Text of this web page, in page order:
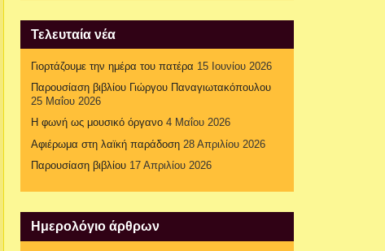
Τελευταία νέα
Γιορτάζουμε την ημέρα του πατέρα 15 Ιουνίου 2026
Παρουσίαση βιβλίου Γιώργου Παναγιωτακόπουλου
25 Μαΐου 2026
Η φωνή ως μουσικό όργανο 4 Μαΐου 2026
Αφιέρωμα στη λαϊκή παράδοση 28 Απριλίου 2026
Παρουσίαση βιβλίου 17 Απριλίου 2026
Ημερολόγιο άρθρων